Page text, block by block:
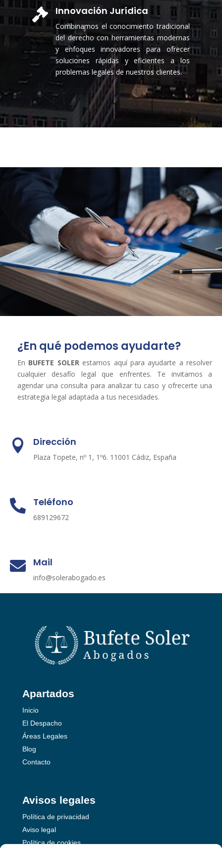
 Innovación Jurídica
Combinamos el conocimiento tradicional
del derecho con herramientas modernas
y enfoques innovadores para ofrecer
soluciones rápidas y eficientes a los
problemas legales de nuestros clientes.
¿En qué podemos ayudarte?
En BUFETE SOLERestamos aquí para ayudarte a resolver
cualquier desafío legal que enfrentes. Te invitamos a
agendar una consulta para analizar tu caso y ofrecerte una
estrategia legal adaptada a tus necesidades.
 Dirección
Plaza Topete, nº 1, 1º6. 11001 Cádiz, España
 Teléfono
689129672
 Mail
info@solerabogado.es
Apartados
Inicio
El Despacho
Áreas Legales
Blog
Contacto
Avisos legales
Política de privacidad
Aviso legal
Política de cookies